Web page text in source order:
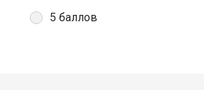
5 баллов